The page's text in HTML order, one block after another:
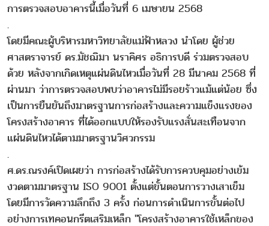
การตรวจสอบอาคารนี้เมื่อวันที่ 6 เมษายน 2568
.
โดยมีคณะผู้บริหารมหาวิทยาลัยแม่ฟ้าหลวง นำโดย ผู้ช่วย
ศาสตราจารย์ ดร.มัชฌิมา นราคิศร อธิการบดี ร่วมตรวจสอบ
ด้วย หลังจากเกิดเหตุแผ่นดินไหวเมื่อวันที่ 28 มีนาคม 2568 ที่
ผ่านมา ว่าการตรวจสอบพบว่าอาคารไม่มีรอยร้าวแม้แต่น้อย ซึ่ง
เป็นการยืนยันถึงมาตรฐานการก่อสร้างและความแข็งแรงของ
โครงสร้างอาคาร ที่ได้ออกแบบให้รองรับแรงสั่นสะเทือนจาก
แผ่นดินไหวได้ตามมาตรฐานวิศวกรรม
.
ศ.ดร.ณรงค์เปิดเผยว่า การก่อสร้างได้รับการควบคุมอย่างเข้ม
งวดตามมาตรฐาน ISO 9001 ตั้งแต่ขั้นตอนการวางเสาเข็ม
โดยมีการวัดความลึกถึง 3 ครั้ง ก่อนการดำเนินการขั้นต่อไป
อย่างการเทคอนกรีตเสริมเหล็ก "โครงสร้างอาคารใช้เหล็กของ